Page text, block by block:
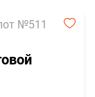
№511